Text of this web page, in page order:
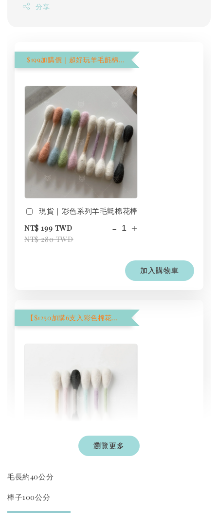
分享
$199加購價｜超好玩羊毛氈棉花棒
現貨｜彩色系列羊毛氈棉花棒
NT$ 199 TWD
NT$ 280 TWD
- +
加入購物車
【$1250加購6支入彩色棉花棒】
NT$ 1,500 TWD
瀏覽更多
毛長約40公分
棒子100公分